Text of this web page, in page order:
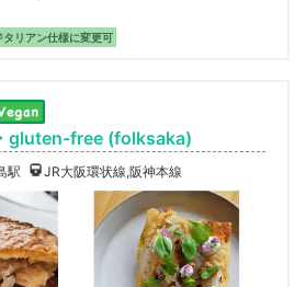
タリアン仕様に変更可
gluten-free (folksaka)
駅 JR大阪環状線,阪神本線